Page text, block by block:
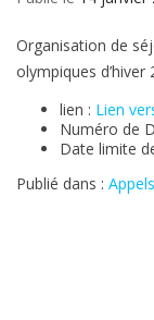
Organisation de
olympiques d’hiver
lien : Lien
Numéro de
Date limite
Publié dans :